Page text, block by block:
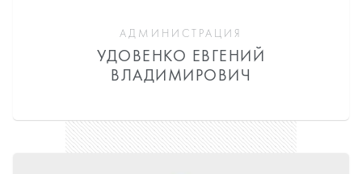
АДМИНИСТРАЦИЯ
УДОВЕНКО ЕВГЕНИЙ
ВЛАДИМИРОВИЧ